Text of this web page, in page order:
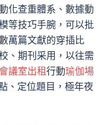
化查重體系、數據動
等技巧手腕，可以批
萬篇文獻的穿插比
、期刊采用，以往需
會議室出租行動瑜伽場
、定位題目，極年夜